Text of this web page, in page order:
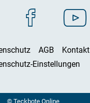
AGB Kontakt
Einstellungen
© Teckbote Online